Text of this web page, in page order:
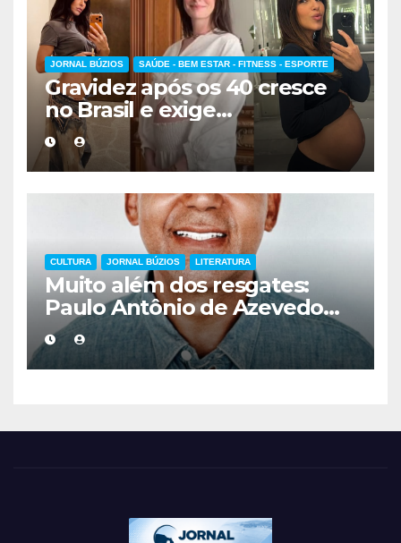
JORNAL BÚZIOS SAÚDE - BEM ESTAR - FITNESS - ESPORTE
Gravidez após os 40 cresce
no Brasil e exige
acompanhamento médico
mais cuidadoso
CULTURA JORNAL BÚZIOS LITERATURA
Muito além dos resgates:
Paulo Antônio de Azevedo
eterniza a coragem, a
humanidade e a missão dos
guarda-vidas na literatura